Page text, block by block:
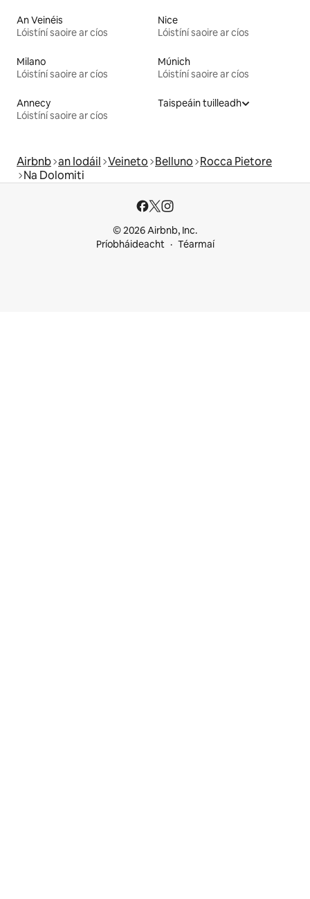
An Veinéis
Lóistíní saoire ar cíos
Nice
Lóistíní saoire ar cíos
Milano
Lóistíní saoire ar cíos
Múnich
Lóistíní saoire ar cíos
Annecy
Lóistíní saoire ar cíos
Taispeáin tuilleadh
Airbnb an Iodáil Veineto Belluno Rocca Pietore
Na Dolomiti
© 2026 Airbnb, Inc.
Príobháideacht
Téarmaí